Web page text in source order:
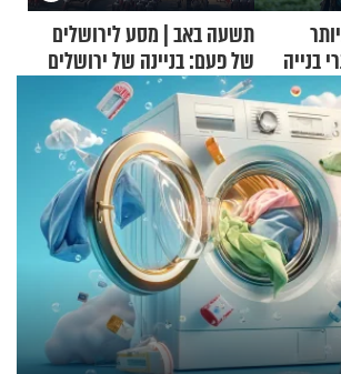
בנייה
תשעה באב | מסע לירושלים
של פעם: בניינה של ירושלים